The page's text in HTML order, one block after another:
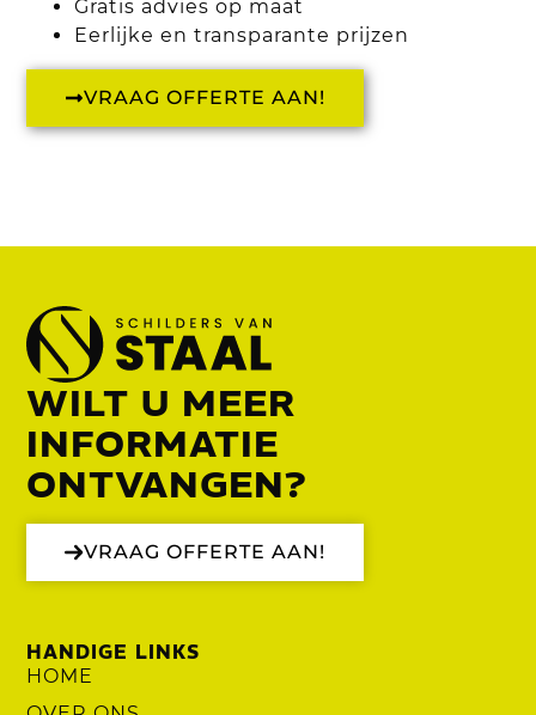
Gratis advies op maat
Eerlijke en transparante prijzen
VRAAG OFFERTE AAN!
WILT U MEER
INFORMATIE
ONTVANGEN?
VRAAG OFFERTE AAN!
HANDIGE LINKS
HOME